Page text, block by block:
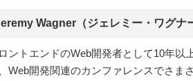
Wagner（ジェレミー・ワグナ
ントエンドのWeb開発者として10年以
Web開発関連のカンファレンスでさま